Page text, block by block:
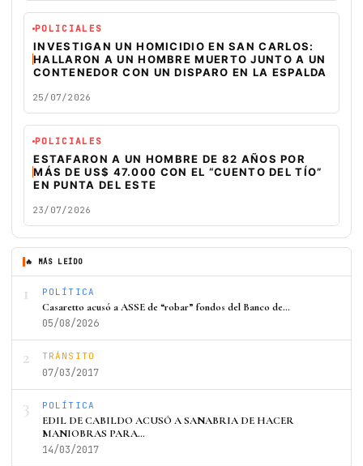
POLICIALES
INVESTIGAN UN HOMICIDIO EN SAN CARLOS:
HALLARON A UN HOMBRE MUERTO JUNTO A UN
CONTENEDOR CON UN DISPARO EN LA ESPALDA
25/07/2026
POLICIALES
ESTAFARON A UN HOMBRE DE 82 AÑOS POR
MÁS DE US$ 47.000 CON EL “CUENTO DEL TÍO”
EN PUNTA DEL ESTE
23/07/2026
🔥 MÁS LEÍDO
1 POLÍTICA
Casaretto acusó a ASSE de “robar” fondos del Banco de…
05/08/2026
2 TRÁNSITO
07/03/2017
3 POLÍTICA
EDIL DE CABILDO ACUSÓ A SANABRIA DE HACER
MANIOBRAS PARA…
14/03/2017